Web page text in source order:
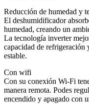
Reducción de humedad y
El deshumidificador
humedad, creando un
La tecnología inverter
capacidad de refrigeración
estable.
Con wifi
Con su conexión Wi-Fi
manera remota. Podes
encendido y apagado con